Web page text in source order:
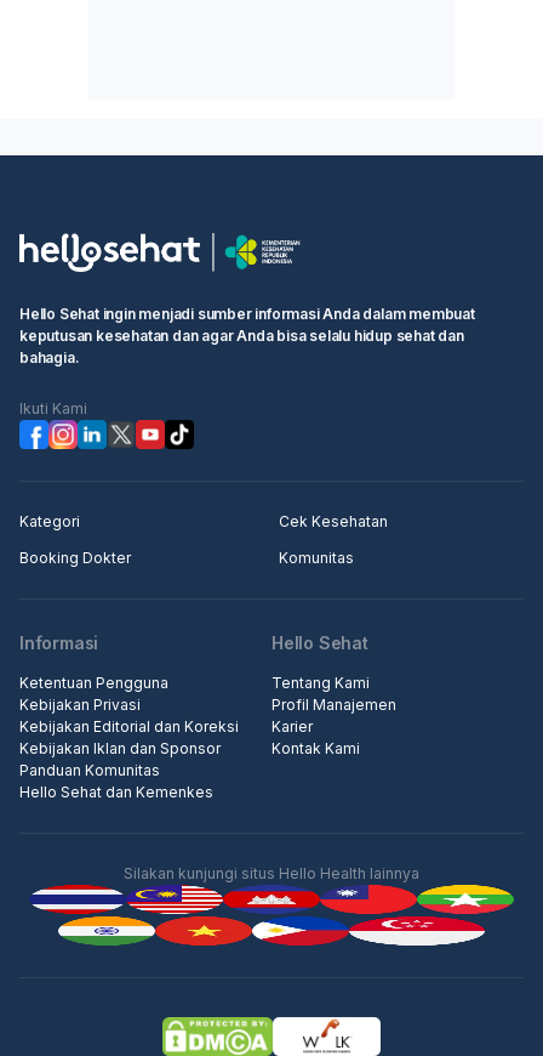
Iklan
Hello Sehat ingin menjadi sumber informasi Anda dalam membuat
keputusan kesehatan dan agar Anda bisa selalu hidup sehat dan
bahagia.
Ikuti Kami
Kategori
Cek Kesehatan
Booking Dokter
Komunitas
Informasi
Ketentuan Pengguna
Kebijakan Privasi
Kebijakan Editorial dan Koreksi
Kebijakan Iklan dan Sponsor
Panduan Komunitas
Hello Sehat dan Kemenkes
Hello Sehat
Tentang Kami
Profil Manajemen
Karier
Kontak Kami
Silakan kunjungi situs Hello Health lainnya